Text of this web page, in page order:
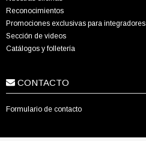
Reconocimientos
Promociones exclusivas para integradores
Sección de videos
Catálogos y folletería
CONTACTO
Formulario de contacto